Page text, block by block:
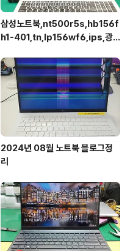
삼성노트북,nt500r5s,hb156f
h1-401,tn,lp156wf6,ips,광
2024년 08월 노트북 블로그정
리